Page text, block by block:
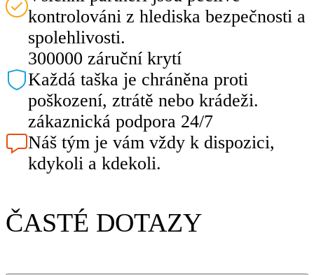
kontrolováni z hlediska bezpečnosti a
spolehlivosti.
300000 záruční krytí
Každá taška je chráněna proti
poškození, ztrátě nebo krádeži.
zákaznická podpora 24/7
Náš tým je vám vždy k dispozici,
kdykoli a kdekoli.
ČASTÉ DOTAZY